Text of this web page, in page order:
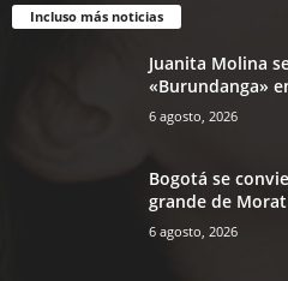
Incluso más noticias
Juanita Molina
«Burundanga»
6 agosto, 2026
Bogotá se
grande de
6 agosto, 2026